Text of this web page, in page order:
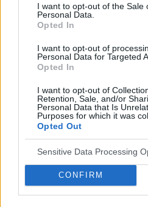
I want to opt-out of the Sale
Personal Data.
Opted In
I want to opt-out of
Personal Data for Targeted
Opted In
I want to opt-out of
Retention, Sale, and/or
Personal Data that Is
Purposes for which it was
Opted Out
Sensitive Data Processing
CONFIRM
Niedotlenienie mózgu
sytuacji medycznej oraz o
dalszej diagnostyki
po...
gość
Forum:Choroba
Ada